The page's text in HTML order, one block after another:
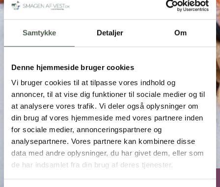
Samtykke Detaljer Om
Denne hjemmeside bruger cookies
Vi bruger cookies til at tilpasse vores indhold og
annoncer, til at vise dig funktioner til sociale medier og til
at analysere vores trafik. Vi deler også oplysninger om
din brug af vores hjemmeside med vores partnere inden
for sociale medier, annonceringspartnere og
analysepartnere. Vores partnere kan kombinere disse
data med andre oplysninger, du har givet dem, eller som
de har indsamlet fra din brug af deres tjenester.